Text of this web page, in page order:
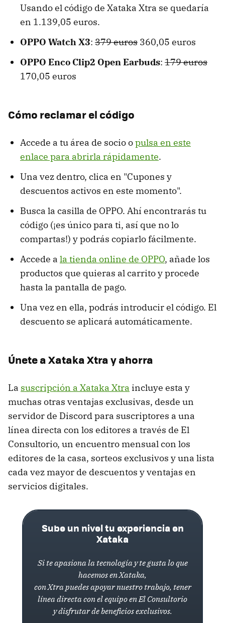
Usando el código de Xataka Xtra se quedaría
en 1.139,05 euros.
OPPO Watch X3: 379 euros 360,05 euros
OPPO Enco Clip2 Open Earbuds: 179 euros
170,05 euros
Cómo reclamar el código
Accede a tu área de socio opulsa en este
enlace para abrirla rápidamente.
Una vez dentro, clica en "Cupones y
descuentos activos en este momento".
Busca la casilla de OPPO. Ahí encontrarás tu
código (¡es único para ti, así que no lo
compartas!) y podrás copiarlo fácilmente.
Accede a la tienda online de OPPO, añade los
productos que quieras al carrito y procede
hasta la pantalla de pago.
Una vez en ella, podrás introducir el código. El
descuento se aplicará automáticamente.
Únete a Xataka Xtra y ahorra
La suscripción a Xataka Xtra incluye esta y
muchas otras ventajas exclusivas, desde un
servidor de Discord para suscriptores a una
línea directa con los editores a través de El
Consultorio, un encuentro mensual con los
editores de la casa, sorteos exclusivos y una lista
cada vez mayor de descuentos y ventajas en
servicios digitales.
Sube un nivel tu experiencia en
Xataka
Si te apasiona la tecnología y te gusta lo que
hacemos en Xataka,
con Xtra puedes apoyar nuestro trabajo, tener
línea directa con el equipo en El Consultorio
y disfrutar de beneficios exclusivos.